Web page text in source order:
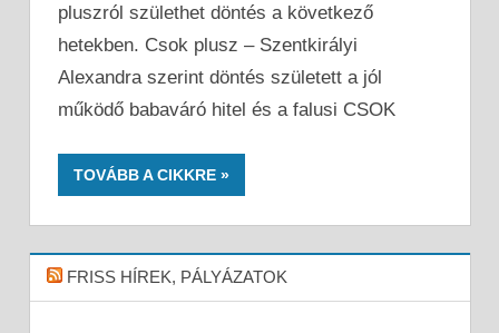
pluszról születhet döntés a következő
hetekben. Csok plusz – Szentkirályi
Alexandra szerint döntés született a jól
működő babaváró hitel és a falusi CSOK
TOVÁBB A CIKKRE
FRISS HÍREK, PÁLYÁZATOK